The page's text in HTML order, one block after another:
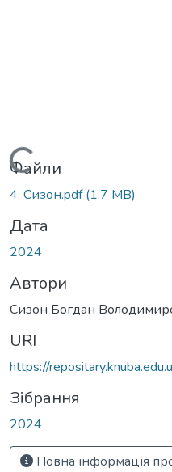
Вантажиться...
Файли
4. Сизон.pdf(1,7 MB)
Дата
2024
Автори
Сизон Богдан
URI
https://
Зібрання
2024
Повна інформація